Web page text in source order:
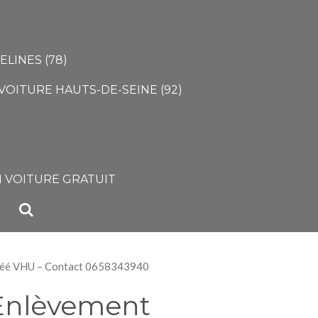
(78)
HAUTS-DE-SEINE (92)
VOITURE GRATUIT
VHU – Contact 0658343940